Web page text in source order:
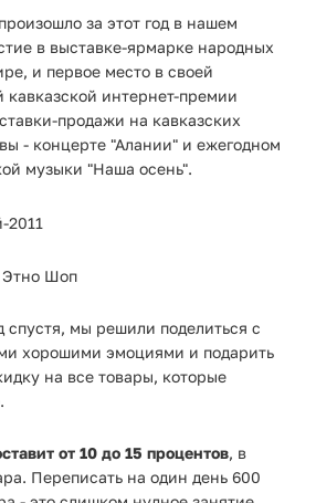
за этот год в нашем
в выставке-ярмарке народных
и первое место в своей
интернет-премии
продажи на кавказских
- концерте "Алании" и ежегодном
музыки "Наша осень".
спустя, мы решили поделиться с
хорошими эмоциями и подарить
на все товары, которые
от 10 до 15 процентов, в
Переписать на один день 600